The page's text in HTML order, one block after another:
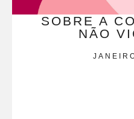
SOBRE A
NÃO